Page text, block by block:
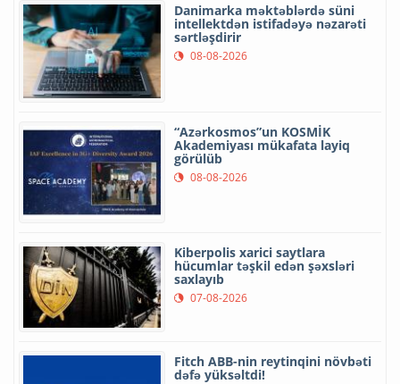
Danimarka məktəblərdə süni
intellektdən istifadəyə nəzarəti
sərtləşdirir
08-08-2026
“Azərkosmos”un KOSMİK
Akademiyası mükafata layiq
görülüb
08-08-2026
Kiberpolis xarici saytlara
hücumlar təşkil edən şəxsləri
saxlayıb
07-08-2026
Fitch ABB-nin reytinqini növbəti
dəfə yüksəltdi!